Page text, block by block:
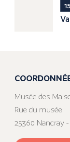
Musée des
Rue du musée
25360 Nancray -